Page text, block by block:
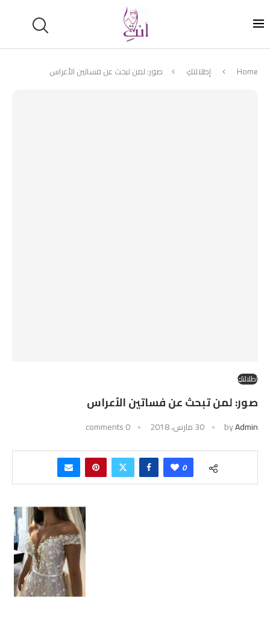
Home إطلالتكِ صور: لمن تبحث عن فساتين الأعراس
إطلالتكِ
صور: لمن تبحث عن فساتين الأعراس
byAdmin 30 مارس، 2018 0 comments
0